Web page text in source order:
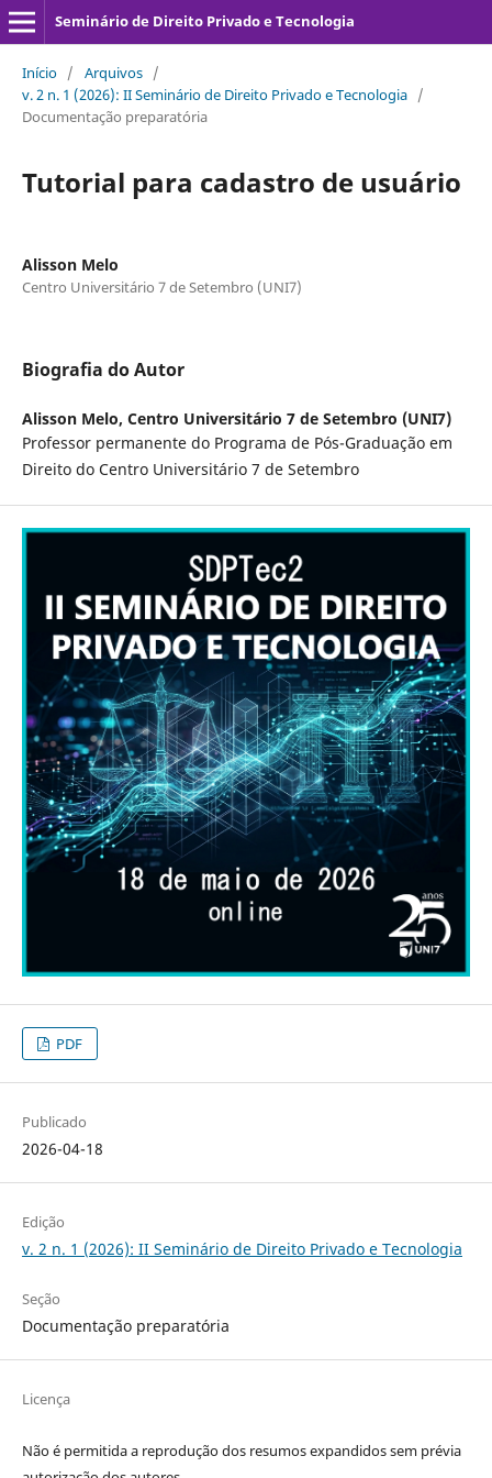
Seminário de Direito Privado e Tecnologia
Início / Arquivos /
v. 2 n. 1 (2026): II Seminário de Direito Privado e Tecnologia /
Documentação preparatória
Tutorial para cadastro de usuário
Alisson Melo
Centro Universitário 7 de Setembro (UNI7)
Biografia do Autor
Alisson Melo, Centro Universitário 7 de Setembro (UNI7)
Professor permanente do Programa de Pós-Graduação em
Direito do Centro Universitário 7 de Setembro
PDF
Publicado
2026-04-18
Edição
v. 2 n. 1 (2026): II Seminário de Direito Privado e Tecnologia
Seção
Documentação preparatória
Licença
Não é permitida a reprodução dos resumos expandidos sem prévia